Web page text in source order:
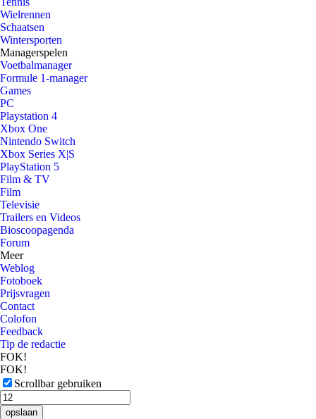
Wielrennen
Schaatsen
Wintersporten
Managerspelen
Voetbalmanager
Formule 1-manager
Games
PC
Playstation 4
Xbox One
Nintendo Switch
Xbox Series X|S
PlayStation 5
Film & TV
Film
Televisie
Trailers en Videos
Bioscoopagenda
Forum
Meer
Weblog
Fotoboek
Prijsvragen
Contact
Colofon
Feedback
Tip de redactie
FOK!
FOK!
Scrollbar gebruiken
opslaan